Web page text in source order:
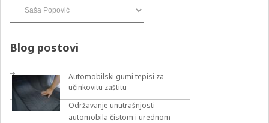
pesama
Blog postovi
Automobilski gumi tepisi za
učinkovitu zaštitu
Održavanje unutrašnjosti
automobila čistom i urednom